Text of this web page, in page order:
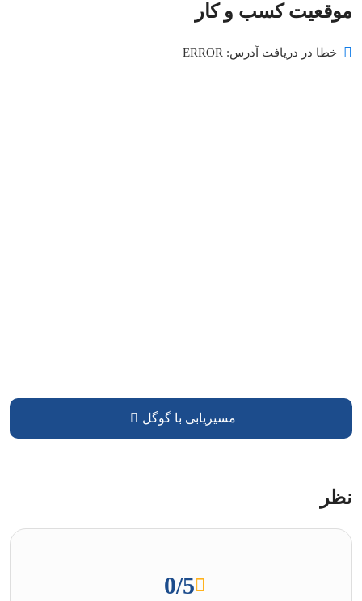
منوی رستوران شامل :
موقعیت کسب و کار
خطا در دریافت آدرس: ERROR
مسیریابی با گوگل
نظر
0/5